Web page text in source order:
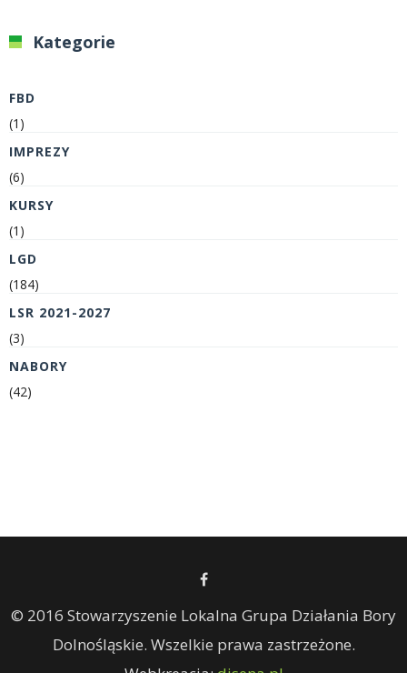
Kategorie
FBD
(1)
IMPREZY
(6)
KURSY
(1)
LGD
(184)
LSR 2021-2027
(3)
NABORY
(42)
© 2016 Stowarzyszenie Lokalna Grupa Działania Bory
Dolnośląskie. Wszelkie prawa zastrzeżone.